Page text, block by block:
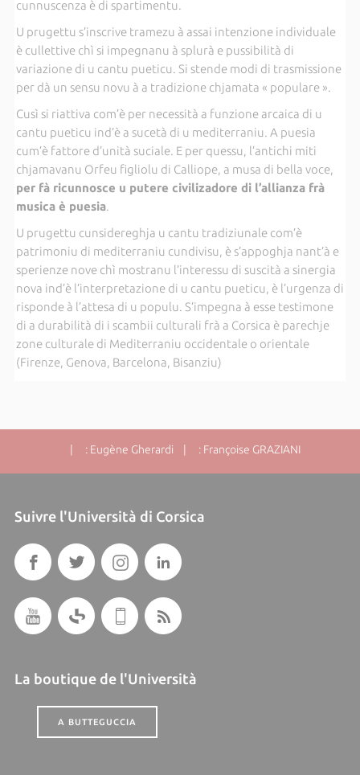
cunnuscenza è di spartimentu.
U prugettu s’inscrive tramezu à assai intenzione individuale
è cullettive chì si impegnanu à splurà e pussibilità di
variazione di u cantu pueticu. Si stende modi di trasmissione
per dà un sensu novu à a tradizione chjamata « populare ».
Cusì si riattiva com’è per necessità a funzione arcaica di u
cantu pueticu ind’è a sucetà di u mediterraniu. A puesia
cum’è fattore d’unità suciale. E per quessu, l’antichi miti
chjamavanu Orfeu figliolu di Calliope, a musa di bella voce,
per fà ricunnosce u putere civilizadore di l’allianza frà
musica è puesia.
U prugettu cunsidereghja u cantu tradiziunale com’è
patrimoniu di mediterraniu cundivisu, è s’appoghja nant’à e
sperienze nove chì mostranu l’interessu di suscità a sinergia
nova ind’è l’interpretazione di u cantu pueticu, è l’urgenza di
risponde à l’attesa di u populu. S’impegna à esse testimone
di a durabilità di i scambii culturali frà a Corsica è parechje
zone culturale di Mediterraniu occidentale o orientale
(Firenze, Genova, Barcelona, Bisanziu)
| : Eugène Gherardi | : Françoise GRAZIANI
Suivre l'Università di Corsica
La boutique de l'Università
A BUTTEGUCCIA